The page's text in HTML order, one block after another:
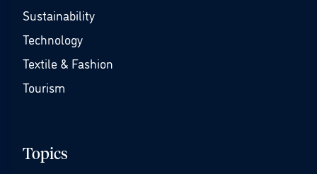
Sustainability
Technology
Textile & Fashion
Tourism
Topics